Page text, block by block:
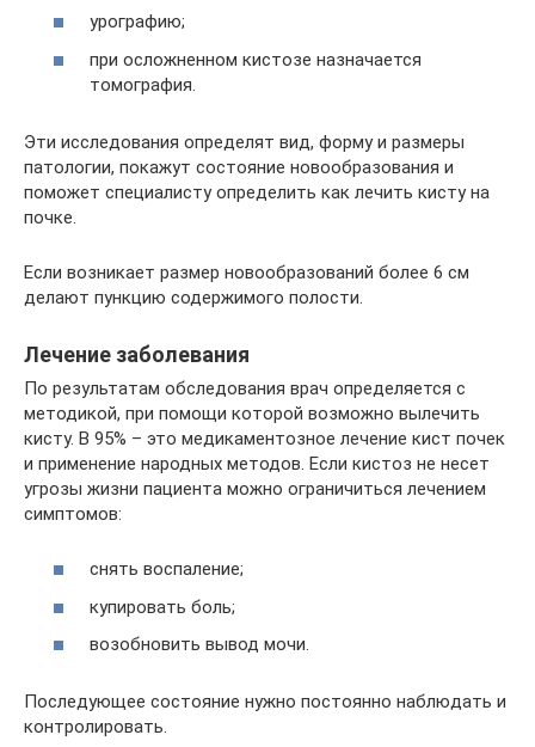
урографию;
при осложненном кистозе назначается
томография.
Эти исследования определят вид, форму и размеры
патологии, покажут состояние новообразования и
поможет специалисту определить как лечить кисту на
почке.
Если возникает размер новообразований более 6 см
делают пункцию содержимого полости.
Лечение заболевания
По результатам обследования врач определяется с
методикой, при помощи которой возможно вылечить
кисту. В 95% – это медикаментозное лечение кист почек
и применение народных методов. Если кистоз не несет
угрозы жизни пациента можно ограничиться лечением
симптомов:
снять воспаление;
купировать боль;
возобновить вывод мочи.
Последующее состояние нужно постоянно наблюдать и
контролировать.